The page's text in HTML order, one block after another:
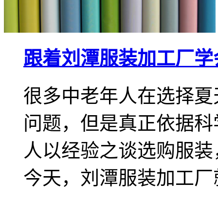
跟着刘潭服装加工厂
很多中老年人在选择
问题，但是真正依据
人以经验之谈选购服
今天，刘潭服装加工